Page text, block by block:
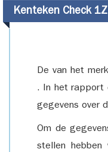
Kenteken Check
De van het
. In het rapport
gegevens over
Om de
stellen hebben